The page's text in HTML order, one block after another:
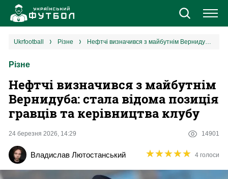
Новини
Єврокубки
УПЛ
2 ліга
ukrfootball різне Нефтчі визначився з майбутнім Вернидуба: стала відома позиція гравців та керівництва клубу
Різне
Нефтчі визначився з майбутнім
Вернидуба: стала відома позиція
гравців та керівництва клубу
24 березня 2026, 14:29 14901
Владислав Лютостанський ★★★★★
★★★★★ 4 голоси